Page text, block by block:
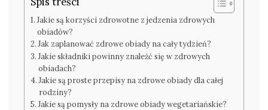
Jakie są korzyści zdrowotne z jedzenia zdrowych
obiadów?
Jak zaplanować zdrowe obiady na cały tydzień?
Jakie składniki powinny znaleźć się w zdrowych
obiadach?
Jakie są proste przepisy na zdrowe obiady dla całej
rodziny?
Jakie są pomysły na zdrowe obiady wegetariańskie?